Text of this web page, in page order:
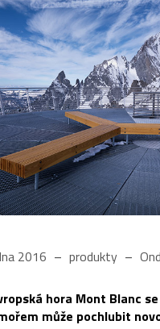
2016 produkty
hora Mont Blanc
může pochlubit